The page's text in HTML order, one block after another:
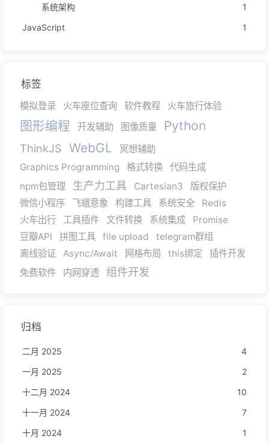
系统架构
1
JavaScript
1
标签
模拟登录 火车座位查询 软件教程 火车旅行体验
图形编程 开发辅助 图像质量 Python
ThinkJS WebGL
冥想辅助
Graphics Programming
格式转换
代码生成
npm包管理
生产力工具 Cartesian3
版权保护
微信小程序
飞蛾意象 构建工具 系统安全
Redis
火车出行
工具插件 文件转换 系统集成
Promise
豆瓣API
拼图工具 file upload
telegram群组
离线验证
Async/Await 网格布局 this绑定
插件开发
免费软件
内网穿透 组件开发
归档
二月 2025
4
一月 2025
2
十二月 2024
10
十一月 2024
7
十月 2024
1